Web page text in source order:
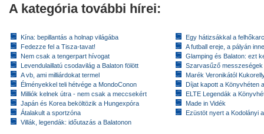
A kategória további hírei:
Kína: bepillantás a holnap világába
Fedezze fel a Tisza-tavat!
Nem csak a tengerpart hívogat
Levendulaillatú csodavilág a Balaton fölött
A vb, ami milliárdokat termel
Élményekkel teli hétvége a MondoConon
Milliók kelnek útra - nem csak a meccsekért
Japán és Korea beköltözik a Hungexpóra
Átalakult a sportzóna
Villák, legendák: időutazás a Balatonon
Egy hátizsákkal a
A futball ereje, a pályán
Glamping és Balaton: ezt
Szarvasűző messzeségek
Marék Veronikától
Díjat kapott a Könyvhéten
ELTE Legendák a
Made in Vidék
Ezüstöt nyert a Kodolányi